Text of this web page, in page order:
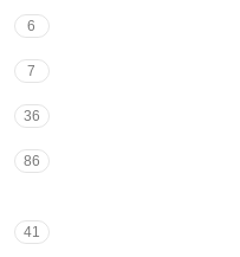
6
7
36
86
41